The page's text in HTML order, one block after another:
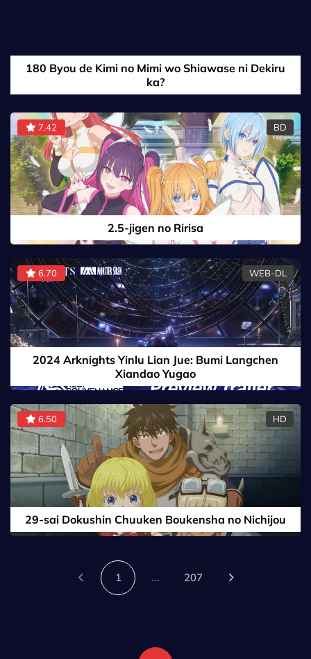
180 Byou de Kimi no Mimi wo Shiawase ni Dekiru
ka?
7.42 BD
2.5-jigen no Ririsa
6.70 WEB-DL
2024 Arknights Yinlu Lian Jue: Bumi Langchen
Xiandao Yugao
6.50 HD
29-sai Dokushin Chuuken Boukensha no Nichijou
1 ... 207